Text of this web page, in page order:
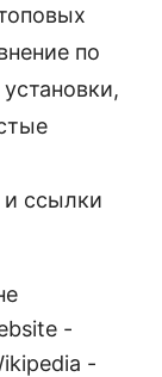
по
ссылки
-
-